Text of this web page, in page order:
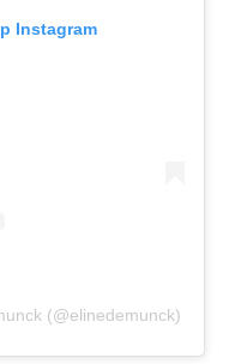
Instagram
(@elinedemunck)